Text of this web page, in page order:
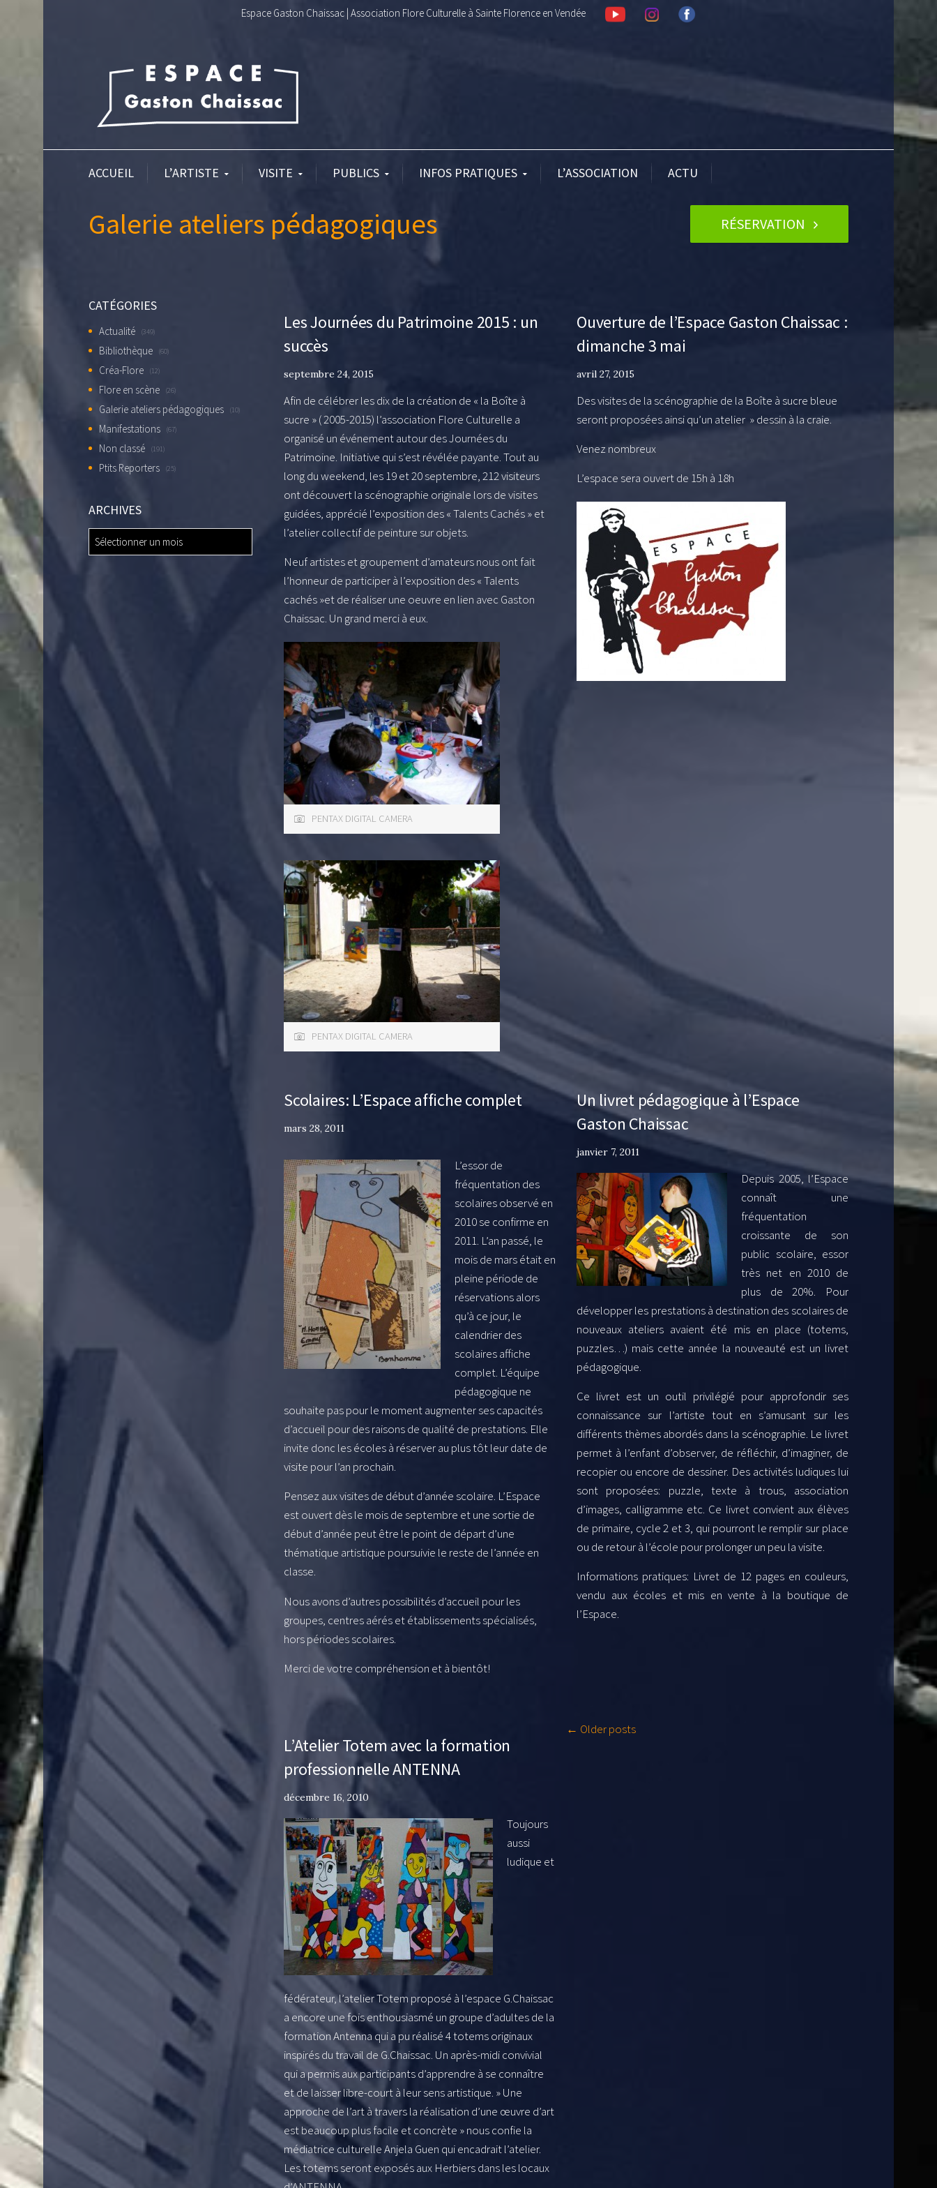
Espace Gaston Chaissac | Association Flore Culturelle à Sainte Florence en Vendée
ACCUEIL L’ARTISTE VISITE PUBLICS INFOS PRATIQUES L’ASSOCIATION ACTU
Galerie ateliers pédagogiques RÉSERVATION
Les Journées du Patrimoine 2015 : un
succès
septembre 24, 2015
Afin de célébrer les dix de la création de « la Boîte à
sucre » ( 2005-2015) l’association Flore Culturelle a
organisé un événement autour des Journées du
Patrimoine. Initiative qui s’est révélée payante. Tout au
long du weekend, les 19 et 20 septembre, 212 visiteurs
ont découvert la scénographie originale lors de visites
guidées, apprécié l’exposition des « Talents Cachés » et
l’atelier collectif de peinture sur objets.
Neuf artistes et groupement d’amateurs nous ont fait
l’honneur de participer à l’exposition des « Talents
cachés »et de réaliser une oeuvre en lien avec Gaston
Chaissac. Un grand merci à eux.
PENTAX DIGITAL CAMERA
PENTAX DIGITAL CAMERA
Ouverture de l’Espace Gaston Chaissac :
dimanche 3 mai
avril 27, 2015
Des visites de la scénographie de la Boîte à sucre bleue
seront proposées ainsi qu’un atelier » dessin à la craie.
Venez nombreux
L’espace sera ouvert de 15h à 18h
Scolaires: L’Espace affiche complet
mars 28, 2011
L’essor de
fréquentation des
scolaires observé en
2010 se confirme en
2011. L’an passé, le
mois de mars était en
pleine période de
réservations alors
qu’à ce jour, le
calendrier des
scolaires affiche
complet. L’équipe
pédagogique ne
souhaite pas pour le moment augmenter ses capacités
d’accueil pour des raisons de qualité de prestations. Elle
invite donc les écoles à réserver au plus tôt leur date de
visite pour l’an prochain.
Pensez aux visites de début d’année scolaire. L’Espace
est ouvert dès le mois de septembre et une sortie de
début d’année peut être le point de départ d’une
thématique artistique poursuivie le reste de l’année en
classe.
Nous avons d’autres possibilités d’accueil pour les
groupes, centres aérés et établissements spécialisés,
hors périodes scolaires.
Merci de votre compréhension et à bientôt!
Un livret pédagogique à l’Espace
Gaston Chaissac
janvier 7, 2011
Depuis 2005, l’Espace
connaît une
fréquentation
croissante de son
public scolaire, essor
très net en 2010 de
plus de 20%. Pour
développer les prestations à destination des scolaires de
nouveaux ateliers avaient été mis en place (totems,
puzzles…) mais cette année la nouveauté est un livret
pédagogique.
Ce livret est un outil privilégié pour approfondir ses
connaissance sur l’artiste tout en s’amusant sur les
différents thèmes abordés dans la scénographie. Le livret
permet à l’enfant d’observer, de réfléchir, d’imaginer, de
recopier ou encore de dessiner. Des activités ludiques lui
sont proposées: puzzle, texte à trous, association
d’images, calligramme etc. Ce livret convient aux élèves
de primaire, cycle 2 et 3, qui pourront le remplir sur place
ou de retour à l’école pour prolonger un peu la visite.
Informations pratiques: Livret de 12 pages en couleurs,
vendu aux écoles et mis en vente à la boutique de
l’Espace.
L’Atelier Totem avec la formation
professionnelle ANTENNA
décembre 16, 2010
Toujours
aussi
ludique et
fédérateur, l’atelier Totem proposé à l’espace G.Chaissac
a encore une fois enthousiasmé un groupe d’adultes de la
formation Antenna qui a pu réalisé 4 totems originaux
inspirés du travail de G.Chaissac. Un après-midi convivial
qui a permis aux participants d’apprendre à se connaître
et de laisser libre-court à leur sens artistique. » Une
approche de l’art à travers la réalisation d’une œuvre d’art
est beaucoup plus facile et concrète » nous confie la
médiatrice culturelle Anjela Guen qui encadrait l’atelier.
Les totems seront exposés aux Herbiers dans les locaux
navigation
← Older posts
CATÉGORIES
Actualité (349)
Bibliothèque (60)
Créa-Flore (12)
Flore en scène (26)
Galerie ateliers pédagogiques (10)
Manifestations (67)
Non classé (191)
Ptits Reporters (25)
ARCHIVES
ARCHIVES